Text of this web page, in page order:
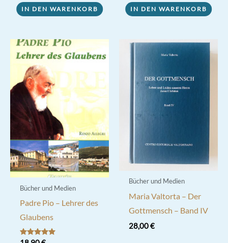
IN DEN WARENKORB IN DEN WARENKORB
Bücher und Medien
Padre Pio – Lehrer des
Glaubens
Bewertet mit
Bücher und Medien
Maria Valtorta – Der
Gottmensch – Band IV
28,00€